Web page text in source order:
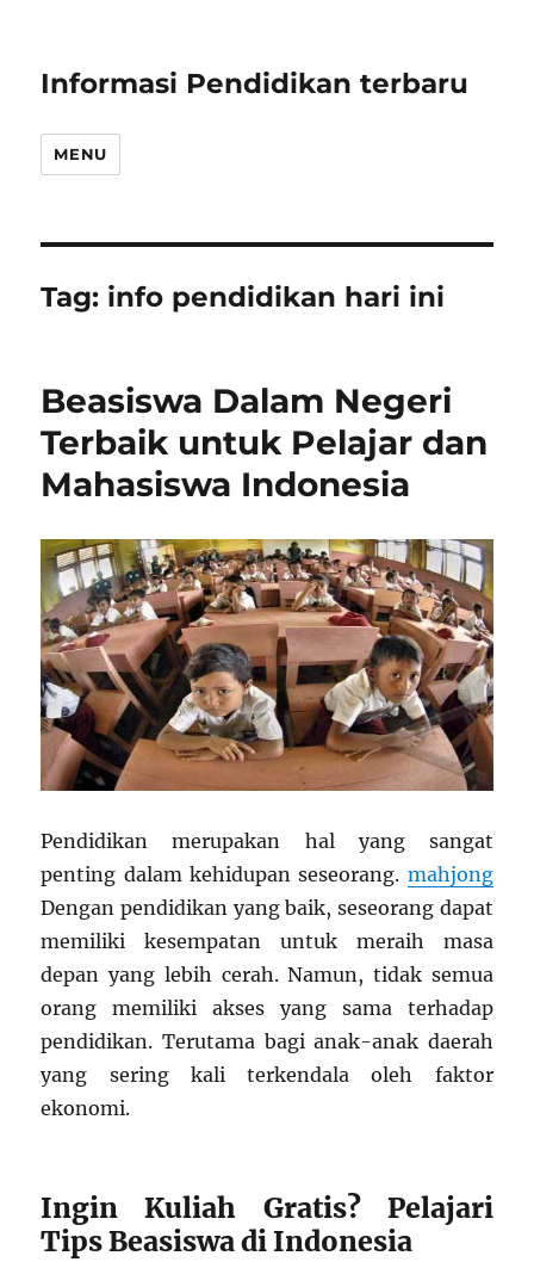
Informasi Pendidikan terbaru
MENU
Tag: info pendidikan hari ini
Beasiswa Dalam Negeri
Terbaik untuk Pelajar dan
Mahasiswa Indonesia
Pendidikan merupakan hal yang sangat
penting dalam kehidupan seseorang. mahjong
Dengan pendidikan yang baik, seseorang dapat
memiliki kesempatan untuk meraih masa
depan yang lebih cerah. Namun, tidak semua
orang memiliki akses yang sama terhadap
pendidikan. Terutama bagi anak-anak daerah
yang sering kali terkendala oleh faktor
ekonomi.
Ingin Kuliah Gratis? Pelajari
Tips Beasiswa di Indonesia